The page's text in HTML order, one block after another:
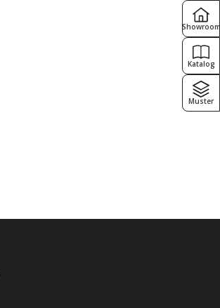
Showroom
Katalog
Muster